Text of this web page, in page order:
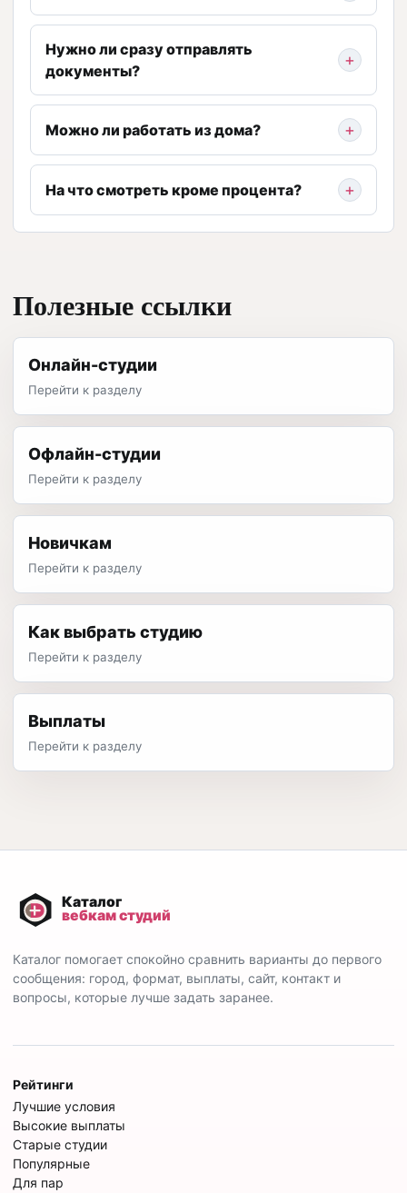
Нужно ли сразу отправлять
документы?
Можно ли работать из дома?
На что смотреть кроме процента?
Полезные ссылки
Онлайн-студии
Перейти к разделу
Офлайн-студии
Перейти к разделу
Новичкам
Перейти к разделу
Как выбрать студию
Перейти к разделу
Выплаты
Перейти к разделу
Каталог помогает спокойно сравнить варианты до первого
сообщения: город, формат, выплаты, сайт, контакт и
вопросы, которые лучше задать заранее.
Рейтинги
Лучшие условия
Высокие выплаты
Старые студии
Популярные
Для пар